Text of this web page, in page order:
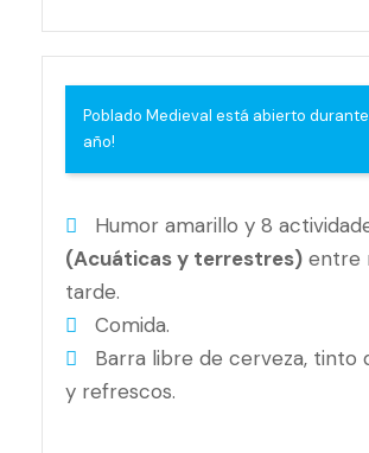
Poblado Medieval está abierto
año!
Humor amarillo y 8
(Acuáticas y terrestres) entre
tarde.
Comida.
Barra libre de cerveza, tinto
y refrescos.